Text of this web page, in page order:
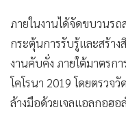
ภายในงานได้จัดขบวนร
กระตุ้นการรับรู้และสร้า
งานคับคั่ง ภายใต้มาตรก
โคโรนา 2019 โดยตรว
ล้างมือด้วยเจลแอลกอฮอ